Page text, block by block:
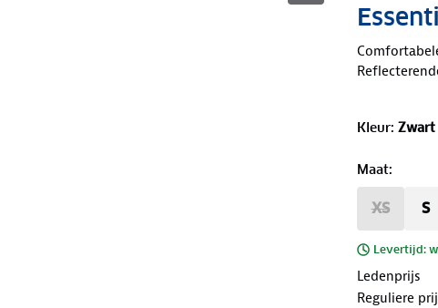
Kleur: Zwart
Maat:
XS S
Levertijd:
Ledenprijs
Reguliere